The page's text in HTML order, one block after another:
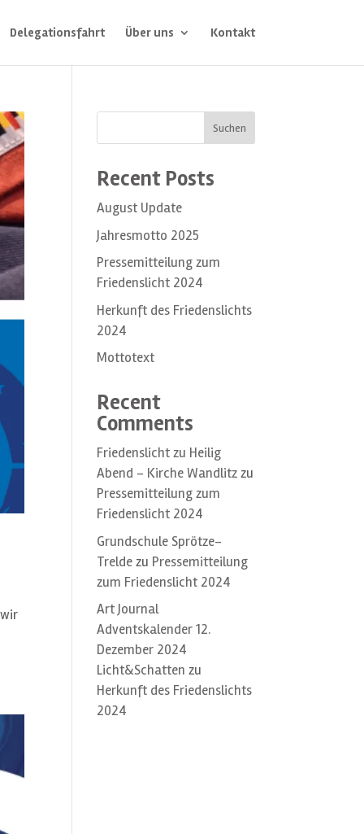
Delegationsfahrt Über uns Kontakt
Suchen
Recent Posts
August Update
Jahresmotto 2025
Pressemitteilung zum
Friedenslicht 2024
Herkunft des Friedenslichts
2024
Mottotext
Recent
Comments
Friedenslicht zu Heilig
Abend – Kirche Wandlitzzu
Pressemitteilung zum
Friedenslicht 2024
Grundschule Sprötze-
Treldezu Pressemitteilung
zum Friedenslicht 2024
Art Journal
Adventskalender 12.
Dezember 2024
Licht&Schatten zu
Herkunft des Friedenslichts
2024